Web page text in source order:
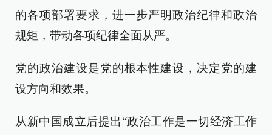
的各项部署要求，进一步严明政治纪律和政治
规矩，带动各项纪律全面从严。
党的政治建设是党的根本性建设，决定党的建
设方向和效果。
从新中国成立后提出“政治工作是一切经济工作